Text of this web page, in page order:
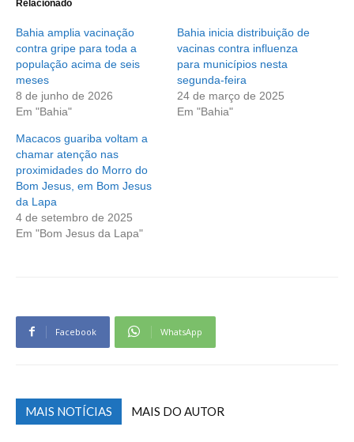
Relacionado
Bahia amplia vacinação
contra gripe para toda a
população acima de seis
meses
8 de junho de 2026
Em "Bahia"
Bahia inicia distribuição de
vacinas contra influenza
para municípios nesta
segunda-feira
24 de março de 2025
Em "Bahia"
Macacos guariba voltam a
chamar atenção nas
proximidades do Morro do
Bom Jesus, em Bom Jesus
da Lapa
4 de setembro de 2025
Em "Bom Jesus da Lapa"
Facebook WhatsApp
MAIS NOTÍCIAS MAIS DO AUTOR